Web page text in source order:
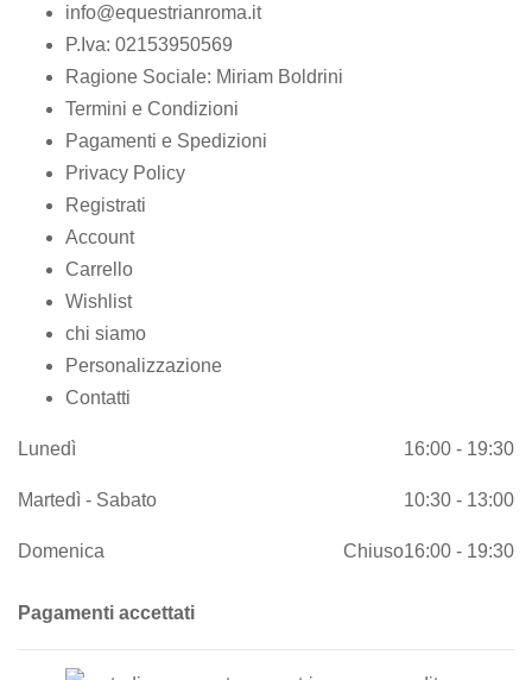
info@equestrianroma.it
P.Iva: 02153950569
Ragione Sociale: Miriam Boldrini
Termini e Condizioni
Pagamenti e Spedizioni
Privacy Policy
Registrati
Account
Carrello
Wishlist
chi siamo
Personalizzazione
Contatti
Lunedì 16:00 - 19:30
Martedì - Sabato 10:30 - 13:00
16:00 - 19:30
Domenica Chiuso
Pagamenti accettati